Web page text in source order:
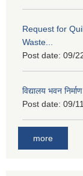
Request for
Waste...
Post date: 09/
विद्यालय भवन
Post date: 09/
more